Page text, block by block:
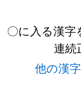
〇に入る漢字
連続
他の漢